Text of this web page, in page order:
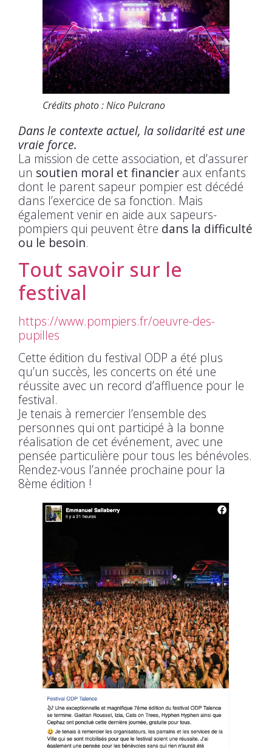
Crédits photo : Nico Pulcrano
Dans le contexte actuel, la solidarité est une
vraie force.
La mission de cette association, et d’assurer
un soutien moral et financier aux enfants
dont le parent sapeur pompier est décédé
dans l’exercice de sa fonction. Mais
également venir en aide aux sapeurs-
pompiers qui peuvent être dans la difficulté
ou le besoin.
Tout savoir sur le
festival
https://www.pompiers.fr/oeuvre-des-
pupilles
Cette édition du festival ODP a été plus
qu’un succès, les concerts on été une
réussite avec un record d’affluence pour le
festival.
Je tenais à remercier l’ensemble des
personnes qui ont participé à la bonne
réalisation de cet événement, avec une
pensée particulière pour tous les bénévoles.
Rendez-vous l’année prochaine pour la
8ème édition !